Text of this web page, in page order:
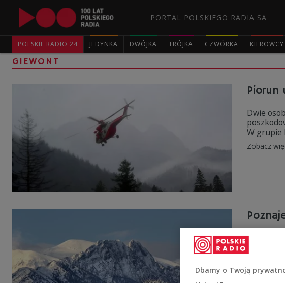
PORTAL POLSKIEGO RADIA SA
POLSKIE RADIO 24 JEDYNKA DWÓJKA TRÓJKA CZWÓRKA KIEROWCY
GIEWONT
Piorun
Dwie
W grupie
Zobacz
W
się
które
Zobacz
Dbamy o Twoją